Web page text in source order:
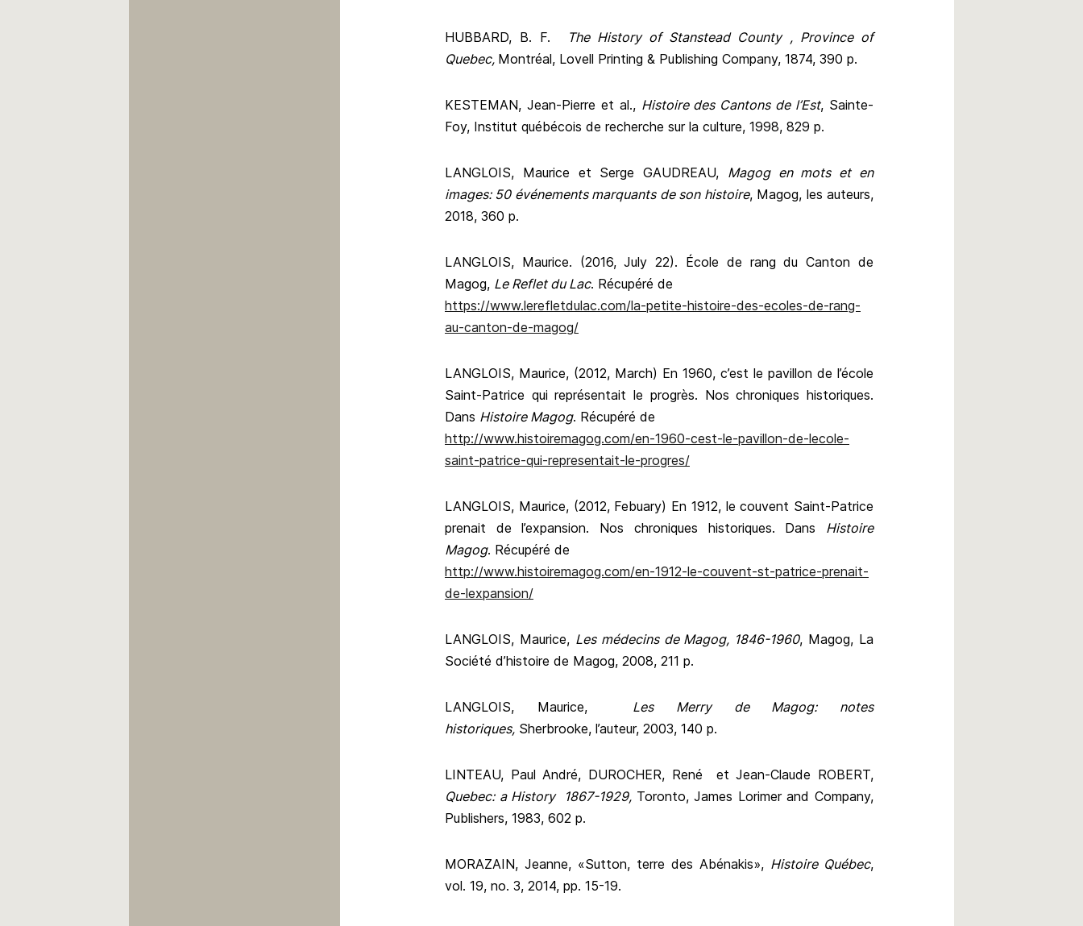
HUBBARD, B. F.
The History of Stanstead County , Province of
Quebec, Montréal, Lovell Printing & Publishing Company, 1874, 390 p.
KESTEMAN, Jean-Pierre et al., Histoire des Cantons de l’Est, Sainte-
Foy, Institut québécois de recherche sur la culture, 1998, 829 p.
LANGLOIS, Maurice et Serge GAUDREAU, Magog en mots et en
images: 50 événements marquants de son histoire, Magog, les auteurs,
2018, 360 p.
LANGLOIS, Maurice. (2016, July 22). École de rang du Canton de
Magog, Le Reflet du Lac. Récupéré de
https://www.lerefletdulac.com/la-petite-histoire-des-ecoles-de-rang-
au-canton-de-magog/
LANGLOIS, Maurice, (2012, March) En 1960, c’est le pavillon de l’école
Saint-Patrice qui représentait le progrès. Nos chroniques historiques.
Dans Histoire Magog. Récupéré de
http://www.histoiremagog.com/en-1960-cest-le-pavillon-de-lecole-
saint-patrice-qui-representait-le-progres/
LANGLOIS, Maurice, (2012, Febuary) En 1912, le couvent Saint-Patrice
prenait de l’expansion. Nos chroniques historiques. Dans Histoire
Magog. Récupéré de
http://www.histoiremagog.com/en-1912-le-couvent-st-patrice-prenait-
de-lexpansion/
LANGLOIS, Maurice, Les médecins de Magog, 1846-1960, Magog, La
Société d’histoire de Magog, 2008, 211 p.
LANGLOIS, Maurice,
Les Merry de Magog: notes
historiques, Sherbrooke, l’auteur, 2003, 140 p.
LINTEAU, Paul André, DUROCHER, René et Jean-Claude ROBERT,
Quebec: a History 1867-1929, Toronto, James Lorimer and Company,
Publishers, 1983, 602 p.
MORAZAIN, Jeanne, «Sutton, terre des Abénakis», Histoire Québec,
vol. 19, no. 3, 2014, pp. 15-19.